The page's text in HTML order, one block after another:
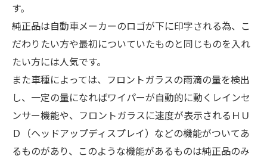
す。
純正品は自動車メーカーのロゴが下に印字される為、こ
だわりたい方や最初についていたものと同じものを入れ
たい方には人気です。
また車種によっては、フロントガラスの雨滴の量を検出
し、一定の量になればワイパーが自動的に動くレインセ
ンサー機能や、フロントガラスに速度が表示されるＨＵ
Ｄ（ヘッドアップディスプレイ）などの機能がついてあ
るものがあり、このような機能があるものは純正品のみ